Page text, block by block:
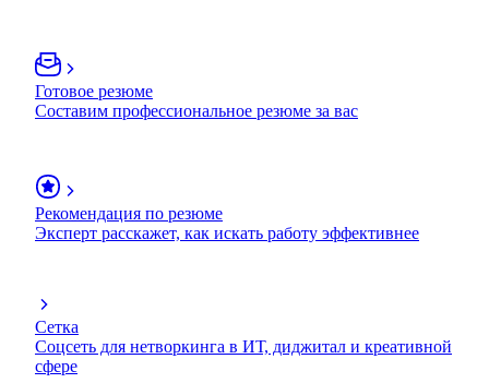
Готовое резюме
Составим профессиональное резюме за вас
Рекомендация по резюме
Эксперт расскажет, как искать работу эффективнее
Сетка
Соцсеть для нетворкинга в ИТ, диджитал и креативной
сфере